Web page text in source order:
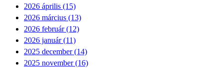
2026 április (15)
2026 március (13)
2026 február (12)
2026 január (11)
2025 december (14)
2025 november (16)